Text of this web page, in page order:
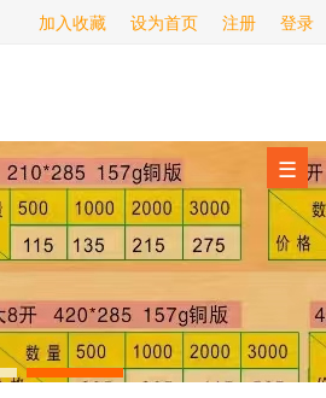
登录
注册
设为首页
加入收藏
☰